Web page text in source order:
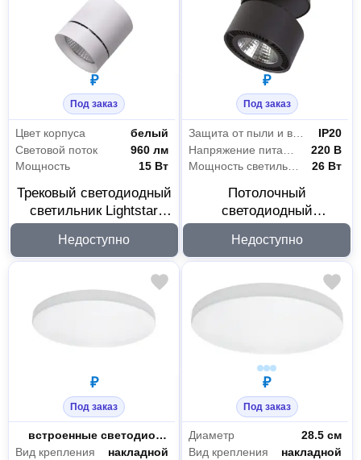
₽
Под заказ
Цвет корпуса
белый
Световой поток
960 лм
Мощность
15 Вт
Трековый светодиодный
светильник Lightstar
Недоступно
₽
Под заказ
Защита от пыли и влаги
IP20
220 В
Мощность светильника
26 Вт
Потолочный
светодиодный
213837
Недоступно
₽
Под заказ
Цоколь
встроенные светодиоды(LED)
Вид крепления
накладной
₽
Под заказ
Диаметр
28.5 см
Вид крепления
накладной